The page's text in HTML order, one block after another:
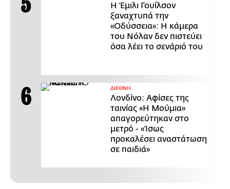
Η Έμιλι Γουίλσον
ξαναχτυπά την
«Οδύσσεια»: Η κάμερα
του Νόλαν δεν πιστεύει
όσα λέει το σενάριό του
ΔΙΕΘΝΗ
Λονδίνο: Αφίσες της
ταινίας «Η Μούμια»
απαγορεύτηκαν στο
μετρό - «Ίσως
προκαλέσει αναστάτωση
σε παιδιά»